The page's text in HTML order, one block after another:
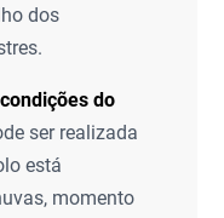
dos
do
ser realizada
está
momento